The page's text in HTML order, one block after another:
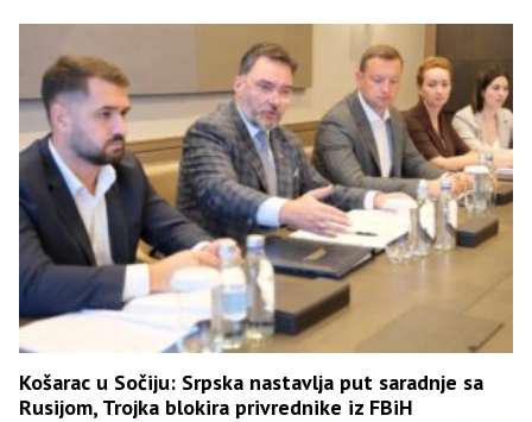
Košarac u Sočiju: Srpska nastavlja put saradnje sa
Rusijom, Trojka blokira privrednike iz FBiH